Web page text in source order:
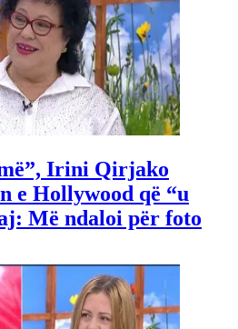
Irini Qirjako
e Hollywood që “u
Më ndaloi për foto